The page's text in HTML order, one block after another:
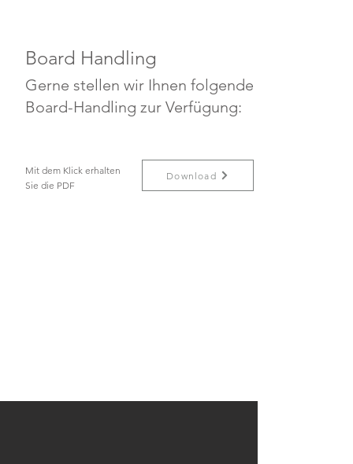
Board Handling
Gerne stellen wir Ihnen folgende
Board-Handling zur Verfügung:
Mit dem Klick erhalten
Sie die PDF
Download